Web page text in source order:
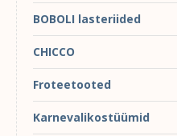
BOBOLI lasteriided
CHICCO
Froteetooted
Karnevalikostüümid